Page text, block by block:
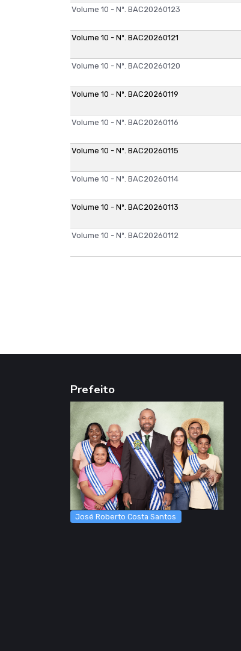
Volume 10 - Nº. BAC20260123
Volume 10 - Nº. BAC20260121
Volume 10 - Nº. BAC20260120
Volume 10 - Nº. BAC20260119
Volume 10 - Nº. BAC20260116
Volume 10 - Nº. BAC20260115
Volume 10 - Nº. BAC20260114
Volume 10 - Nº. BAC20260113
Volume 10 - Nº. BAC20260112
Prefeito
José Roberto Costa Santos